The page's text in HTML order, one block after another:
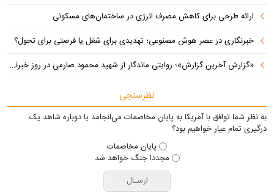
ارائه طرحی برای کاهش مصرف انرژی در ساختمان‌های مسکونی
خبرنگاری در عصر هوش مصنوعی؛ تهدیدی برای شغل یا فرصتی برای تحول؟
«گزارش آخرین گزارش»؛ روایتی ماندگار از شهید محمود صارمی در روز خبرنگار
نظرسنجی
به نظر شما توافق با آمریکا به پایان مخاصمات می‌انجامد یا دوباره شاهد یک
درگیری تمام عیار خواهیم بود؟
پایان مخاصمات
مجددا جنگ خواهد شد